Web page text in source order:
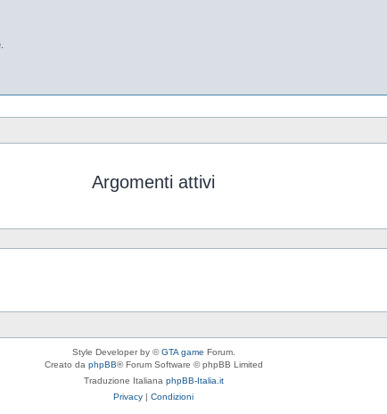
Argomenti attivi
Style Developer by ©GTA game Forum.
Creato da phpBB® Forum Software © phpBB Limited
Traduzione Italiana phpBB-Italia.it
Privacy | Condizioni